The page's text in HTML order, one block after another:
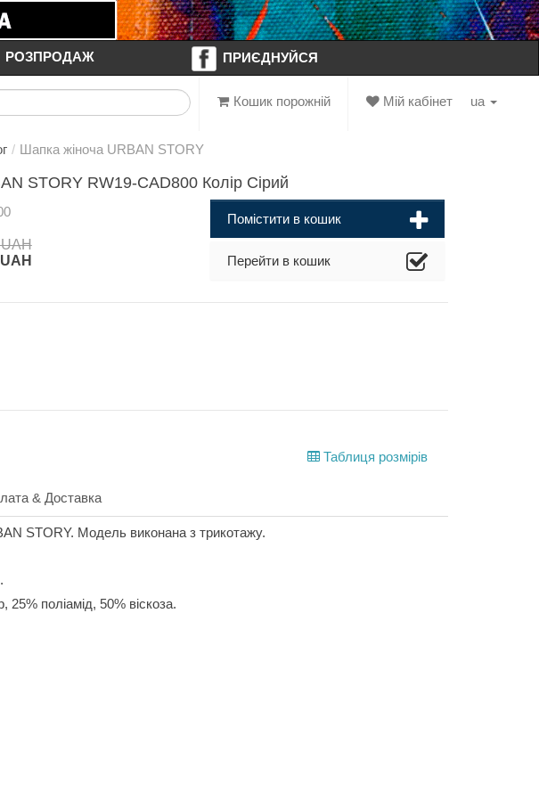
РОЗПРОДАЖ ПРИЄДНУЙСЯ
ua
Мій кабінет
Кошик порожній
/ Шапка жіноча URBAN STORY
STORY RW19-CAD800 Колір Сірий
UAH
Помістити в кошик
Перейти в кошик
Таблиця розмірів
& Доставка
STORY. Модель виконана з трикотажу.
25% поліамід, 50% віскоза.